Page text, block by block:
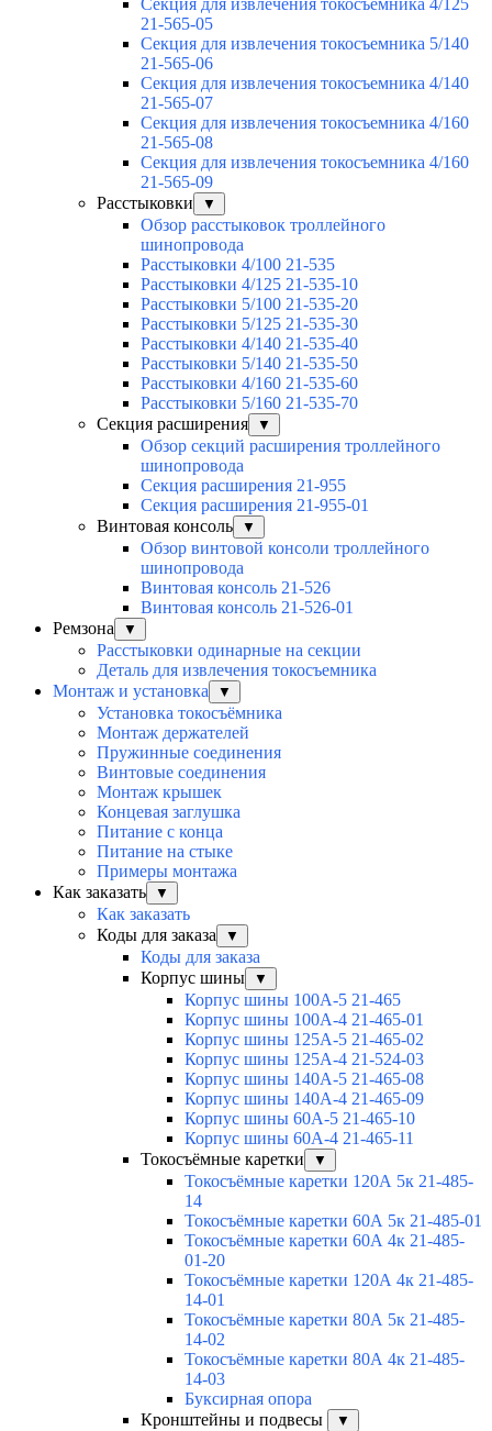
Секция для извлечения токосъемника 4/125
21-565-05
Секция для извлечения токосъемника 5/140
21-565-06
Секция для извлечения токосъемника 4/140
21-565-07
Секция для извлечения токосъемника 4/160
21-565-08
Секция для извлечения токосъемника 4/160
21-565-09
Расстыковки
▼
Обзор расстыковок троллейного
шинопровода
Расстыковки 4/100 21-535
Расстыковки 4/125 21-535-10
Расстыковки 5/100 21-535-20
Расстыковки 5/125 21-535-30
Расстыковки 4/140 21-535-40
Расстыковки 5/140 21-535-50
Расстыковки 4/160 21-535-60
Расстыковки 5/160 21-535-70
Секция расширения
▼
Обзор секций расширения троллейного
шинопровода
Секция расширения 21-955
Секция расширения 21-955-01
Винтовая консоль
▼
Обзор винтовой консоли троллейного
шинопровода
Винтовая консоль 21-526
Винтовая консоль 21-526-01
Ремзона
▼
Расстыковки одинарные на секции
Деталь для извлечения токосъемника
Монтаж и установка
▼
Установка токосъёмника
Монтаж держателей
Пружинные соединения
Винтовые соединения
Монтаж крышек
Концевая заглушка
Питание с конца
Питание на стыке
Примеры монтажа
Как заказать
▼
Как заказать
Коды для заказа
▼
Коды для заказа
Корпус шины
▼
Корпус шины 100А-5 21-465
Корпус шины 100А-4 21-465-01
Корпус шины 125А-5 21-465-02
Корпус шины 125А-4 21-524-03
Корпус шины 140А-5 21-465-08
Корпус шины 140А-4 21-465-09
Корпус шины 60А-5 21-465-10
Корпус шины 60А-4 21-465-11
Токосъёмные каретки
▼
Токосъёмные каретки 120А 5к 21-485-
14
Токосъёмные каретки 60А 5к 21-485-01
Токосъёмные каретки 60А 4к 21-485-
01-20
Токосъёмные каретки 120А 4к 21-485-
14-01
Токосъёмные каретки 80А 5к 21-485-
14-02
Токосъёмные каретки 80А 4к 21-485-
14-03
Буксирная опора
Кронштейны и подвесы
▼